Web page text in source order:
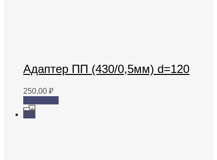
Адаптер ПП (430/0,5мм) d=120
250,00 ₽